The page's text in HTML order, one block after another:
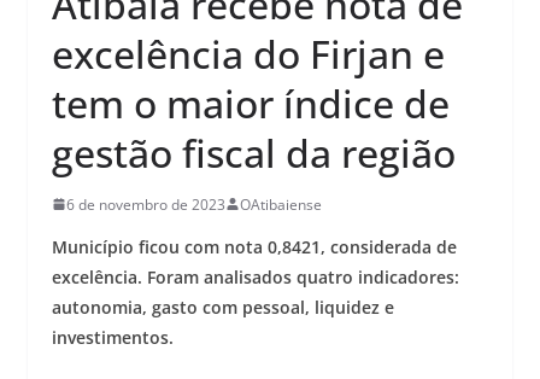
excelência do Firjan e
tem o maior índice de
gestão fiscal da região
6 de novembro de 2023 OAtibaiense
Município ficou com nota 0,8421, considerada de
excelência. Foram analisados quatro indicadores:
autonomia, gasto com pessoal, liquidez e
investimentos.